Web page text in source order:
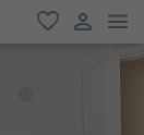
favorit
user link